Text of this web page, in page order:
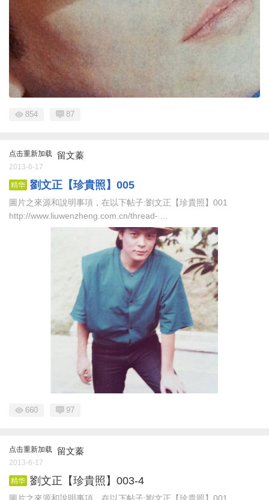
854 87
点击重新加载 留文蓁
2013-6-17
精华 劉文正【珍貴照】005
圖片之來源和說明事項，在以下帖子:劉文正【珍貴照】001
http://www.liuwenzheng.com.cn/thread- ...
660 97
点击重新加载 留文蓁
2013-6-17
精华 劉文正【珍貴照】003-4
圖片之來源和說明事項，在以下帖子:劉文正【珍貴照】001